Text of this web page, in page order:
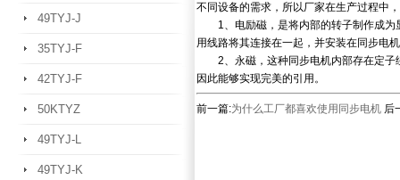
49TYJ-J
35TYJ-F
42TYJ-F
50KTYZ
49TYJ-L
49TYJ-K
不同设备的需求，所以厂家在生产过程中
1、电励磁，是将内部的转子制作成为
用线路将其连接在一起，并安装在同步电
2、永磁，这种同步电机内部存在定子
因此能够实现完美的引用。
前一篇:为什么工厂都喜欢使用同步电机 后